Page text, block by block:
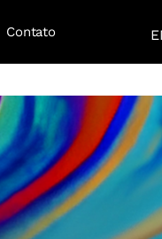
Contato